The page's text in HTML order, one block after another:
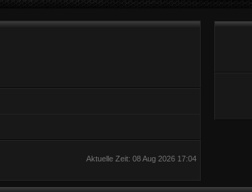
Aktuelle Zeit: 08 Aug 2026 17:04